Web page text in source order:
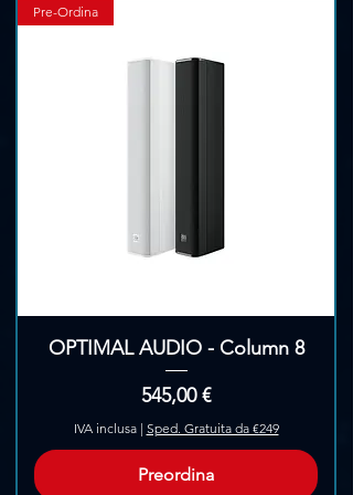
Pre-Ordina
OPTIMAL AUDIO - Column 8
Prezzo
545,00 €
IVA inclusa| Sped. Gratuita da €249
Preordina